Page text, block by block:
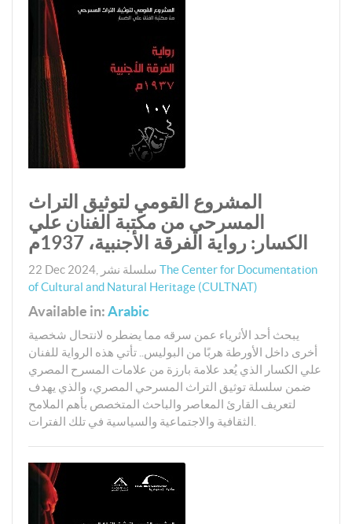
المشروع القومي لتوثيق التراث
المسرحي من مكتبة الفنان علي
الكسار: رواية الفرقة الأجنبية، 1937م
22 Dec 2024 سلسلة نشر The Center for Documentation
of Cultural and Natural Heritage (CULTNAT)
Available in:Arabic
يبحث أحد الأثرياء عمن سرقه مما يضطره لانتحال شخصية
أخرى داخل الأورطة هربًا من البوليس.. تأتي هذه الرواية للفنان
علي الكسار الذي يُعد علامة بارزة من علامات المسرح المصري
ضمن سلسلة توثيق التراث المسرحي المصري، والذي يهدف
لتعريف القارئ المعاصر والباحث المتخصص بأهم الملامح